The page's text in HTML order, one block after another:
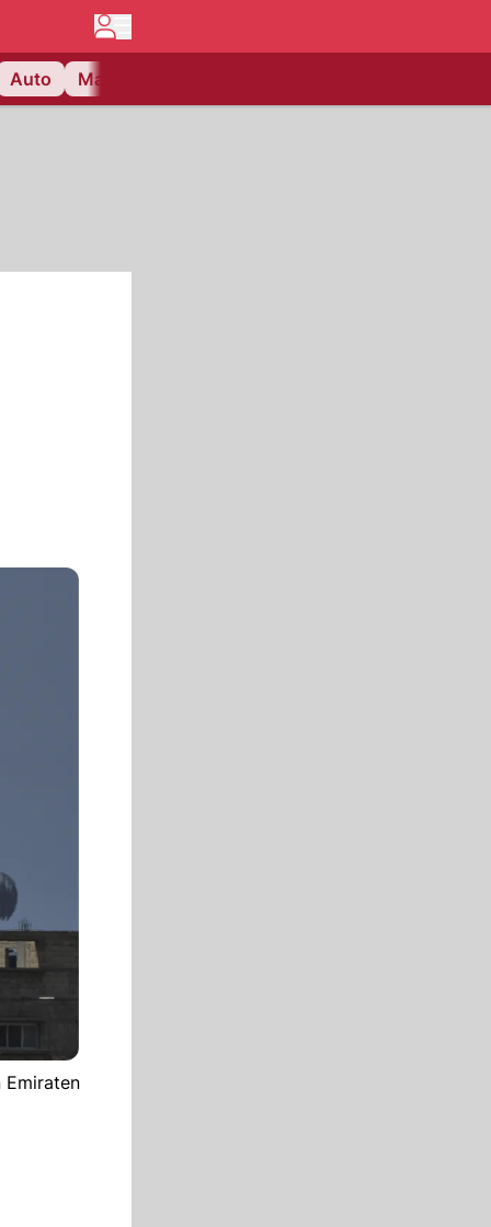
Auto Matchcenter
Emiraten